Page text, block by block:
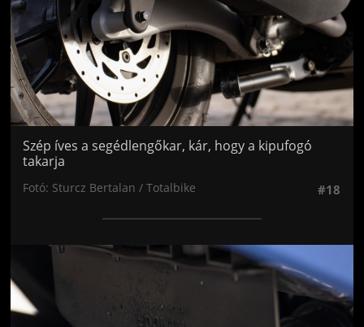
Szép íves a segédlengőkar, kár, hogy a kipufogó
takarja
Fotó: Sturcz Bertalan / Totalbike #18
Jön még kép!